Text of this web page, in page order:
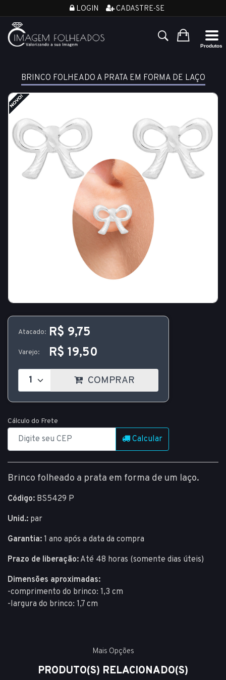
LOGIN CADASTRE-SE
BRINCO FOLHEADO A PRATA EM FORMA DE LAÇO
Atacado: R$ 9,75
Varejo: R$ 19,50
COMPRAR
Cálculo do Frete
Calcular
Brinco folheado a prata em forma de um laço.
Código: BS5429 P
Unid.: par
Garantia: 1 ano após a data da compra
Prazo de liberação: Até 48 horas (somente dias úteis)
Dimensões aproximadas:
-comprimento do brinco: 1,3 cm
-largura do brinco: 1,7 cm
Mais Opções
PRODUTO(S) RELACIONADO(S)